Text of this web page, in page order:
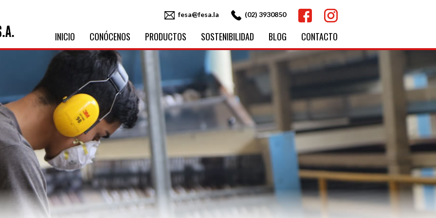
fesa@fesa.la (02) 3930850 FacebookInstagram
INICIO CONÓCENOS PRODUCTOS SOSTENIBILIDAD BLOG CONTACTO